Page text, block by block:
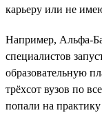
карьеру или не
Например, Альфа-
специалистов
образовательную
трёхсот вузов по
попали на